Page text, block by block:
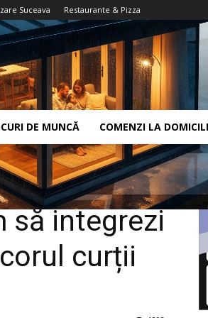
Suceava Restaurante & Pizza
DE MUNCĂ COMENZI LA
curții tale
să integrezi
curții